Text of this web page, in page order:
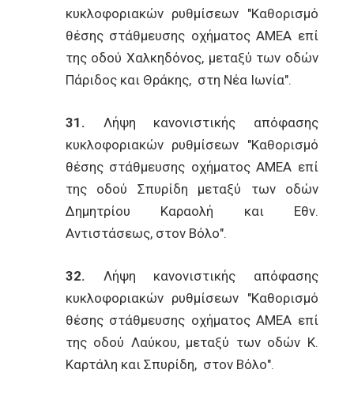
κυκλοφοριακών ρυθμίσεων "Καθορισμό
θέσης στάθμευσης οχήματος ΑΜΕΑ επί
της οδού Χαλκηδόνος, μεταξύ των οδών
Πάριδος και Θράκης, στη Νέα Ιωνία".
31. Λήψη κανονιστικής απόφασης
κυκλοφοριακών ρυθμίσεων "Καθορισμό
θέσης στάθμευσης οχήματος ΑΜΕΑ επί
της οδού Σπυρίδη μεταξύ των οδών
Δημητρίου Καραολή και Εθν.
Αντιστάσεως, στον Βόλο".
32. Λήψη κανονιστικής απόφασης
κυκλοφοριακών ρυθμίσεων "Καθορισμό
θέσης στάθμευσης οχήματος ΑΜΕΑ επί
της οδού Λαύκου, μεταξύ των οδών Κ.
Καρτάλη και Σπυρίδη, στον Βόλο".